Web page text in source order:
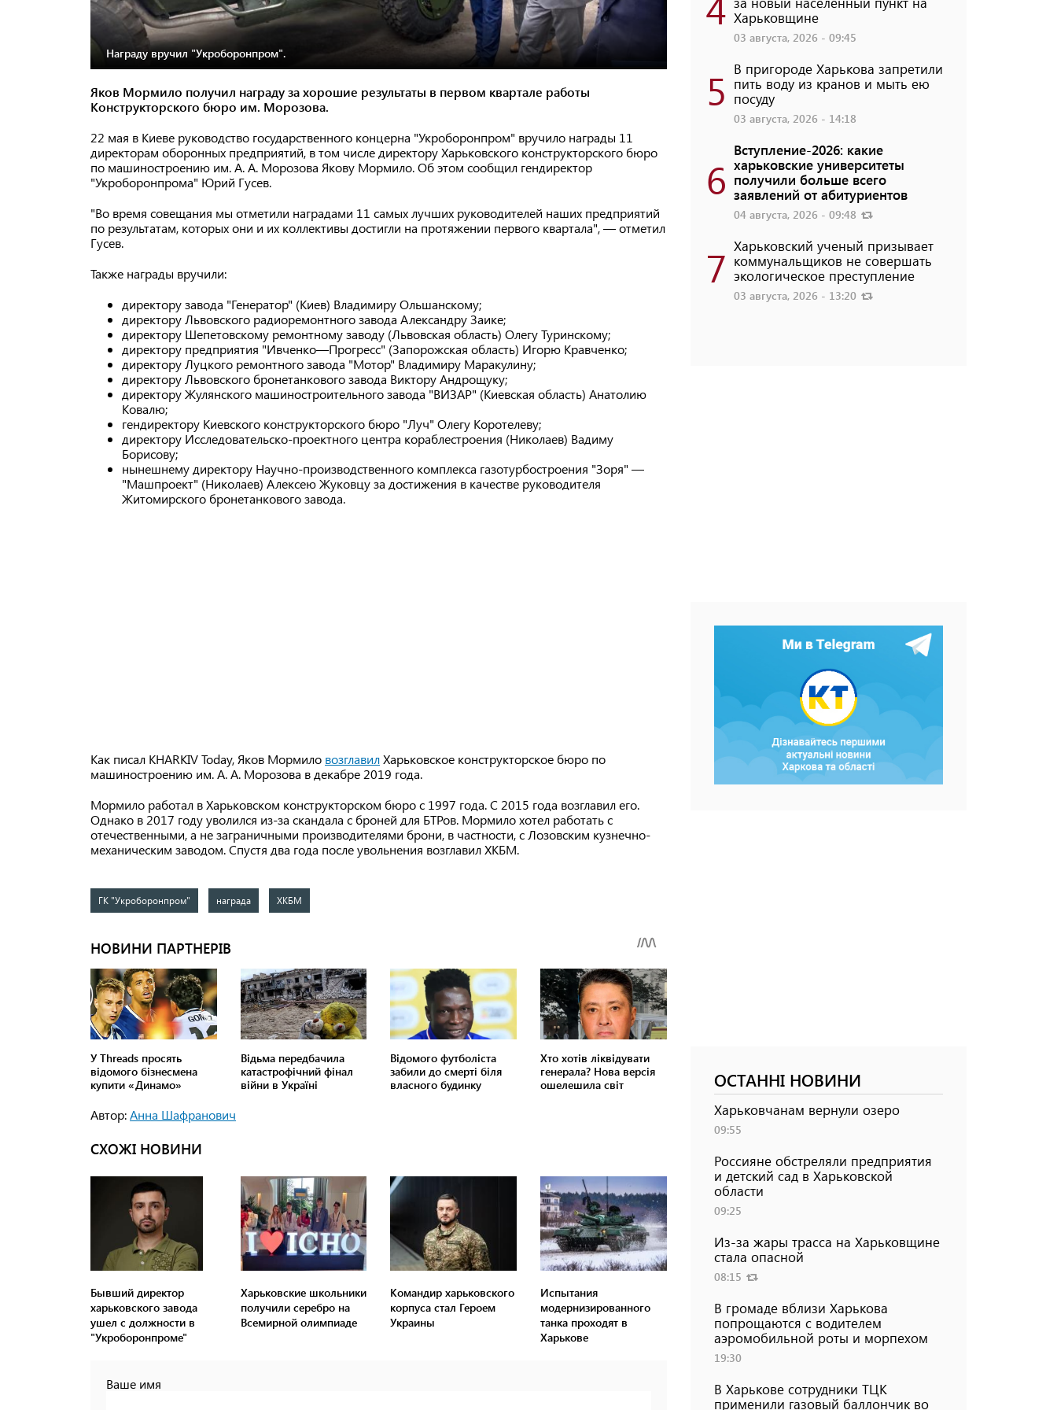
Награду вручил "Укроборонпром".
Яков Мормило получил награду за хорошие результаты в первом квартале работы
Конструкторского бюро им. Морозова.
22 мая в Киеве руководство государственного концерна "Укроборонпром" вручило награды 11
директорам оборонных предприятий, в том числе директору Харьковского конструкторского бюро
по машиностроению им. А. А. Морозова Якову Мормило. Об этом сообщил гендиректор
"Укроборонпрома" Юрий Гусев.
"Во время совещания мы отметили наградами 11 самых лучших руководителей наших предприятий
по результатам, которых они и их коллективы достигли на протяжении первого квартала", — отметил
Гусев.
Также награды вручили:
директору завода "Генератор" (Киев) Владимиру Ольшанскому;
директору Львовского радиоремонтного завода Александру Заике;
директору Шепетовскому ремонтному заводу (Львовская область) Олегу Туринскому;
директору предприятия "Ивченко—Прогресс" (Запорожская область) Игорю Кравченко;
директору Луцкого ремонтного завода "Мотор" Владимиру Маракулину;
директору Львовского бронетанкового завода Виктору Андрощуку;
директору Жулянского машиностроительного завода "ВИЗАР" (Киевская область) Анатолию
Ковалю;
гендиректору Киевского конструкторского бюро "Луч" Олегу Коротелеву;
директору Исследовательско-проектного центра кораблестроения (Николаев) Вадиму
Борисову;
нынешнему директору Научно-производственного комплекса газотурбостроения "Зоря" —
"Машпроект" (Николаев) Алексею Жуковцу за достижения в качестве руководителя
Житомирского бронетанкового завода.
Как писал KHARKIV Today, Яков Мормило возглавилХарьковское конструкторское бюро по
машиностроению им. А. А. Морозова в декабре 2019 года.
Мормило работал в Харьковском конструкторском бюро с 1997 года. С 2015 года возглавил его.
Однако в 2017 году уволился из-за скандала с броней для БТРов. Мормило хотел работать с
отечественными, а не заграничными производителями брони, в частности, с Лозовским кузнечно-
механическим заводом. Спустя два года после увольнения возглавил ХКБМ.
ГК "Укроборонпром" награда ХКБМ
Автор:Анна Шафранович
СХОЖІ НОВИНИ
Бывший директор
харьковского завода
ушел с должности в
"Укроборонпроме"
Харьковские школьники
получили серебро на
Всемирной олимпиаде
Командир харьковского
корпуса стал Героем
Украины
Испытания
модернизированного
танка проходят в
Харькове
Ваше имя
Харьковщине
03 августа, 2026 - 09:45
5 В пригороде Харькова запретили
пить воду из кранов и мыть ею
посуду
03 августа, 2026 - 14:18
6
Вступление-2026: какие
харьковские университеты
получили больше всего
заявлений от абитуриентов
04 августа, 2026 - 09:48
7 Харьковский ученый призывает
коммунальщиков не совершать
экологическое преступление
03 августа, 2026 - 13:20
ОСТАННІ НОВИНИ
Харьковчанам вернули озеро
09:55
Россияне обстреляли предприятия
и детский сад в Харьковской
области
09:25
Из-за жары трасса на Харьковщине
стала опасной
08:15
В громаде вблизи Харькова
попрощаются с водителем
аэромобильной роты и морпехом
19:30
В Харькове сотрудники ТЦК
применили газовый баллончик во